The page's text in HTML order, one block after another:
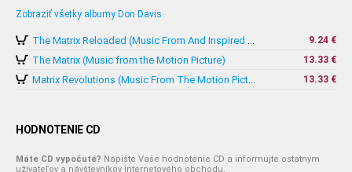
Zobraziť všetky albumy Don Davis
The Matrix Reloaded (Music From And Inspired By The Motion Picture) 9.24 €
The Matrix (Music from the Motion Picture)
13.33 €
Matrix Revolutions (Music From The Motion Picture)
13.33 €
HODNOTENIE CD
Máte CD vypočuté? Napíšte Vaše hodnotenie CD a informujte ostatným
užívateľov a návštevníkov internetového obchodu.